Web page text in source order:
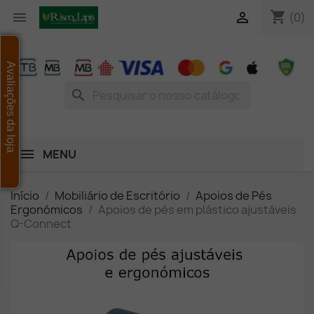
 shopping_cart (0)

search
MENU
Início Mobiliário de Escritório
Apoios de Pés
Ergonómicos
Apoios de pés em plástico ajustáveis
Q-Connect
Avaliações da loja